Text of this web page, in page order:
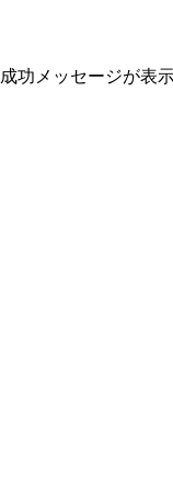
功メッセージが表示